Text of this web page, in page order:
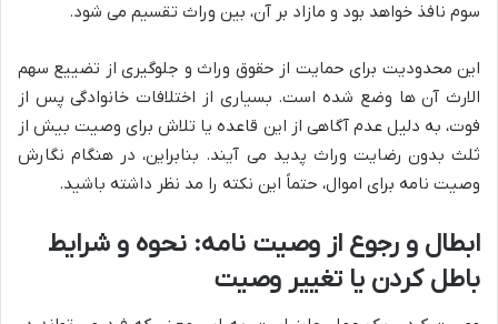
سوم نافذ خواهد بود و مازاد بر آن، بین وراث تقسیم می شود.
این محدودیت برای حمایت از حقوق وراث و جلوگیری از تضییع سهم
الارث آن ها وضع شده است. بسیاری از اختلافات خانوادگی پس از
فوت، به دلیل عدم آگاهی از این قاعده یا تلاش برای وصیت بیش از
ثلث بدون رضایت وراث پدید می آیند. بنابراین، در هنگام نگارش
وصیت نامه برای اموال، حتماً این نکته را مد نظر داشته باشید.
ابطال و رجوع از وصیت نامه: نحوه و شرایط
باطل کردن یا تغییر وصیت